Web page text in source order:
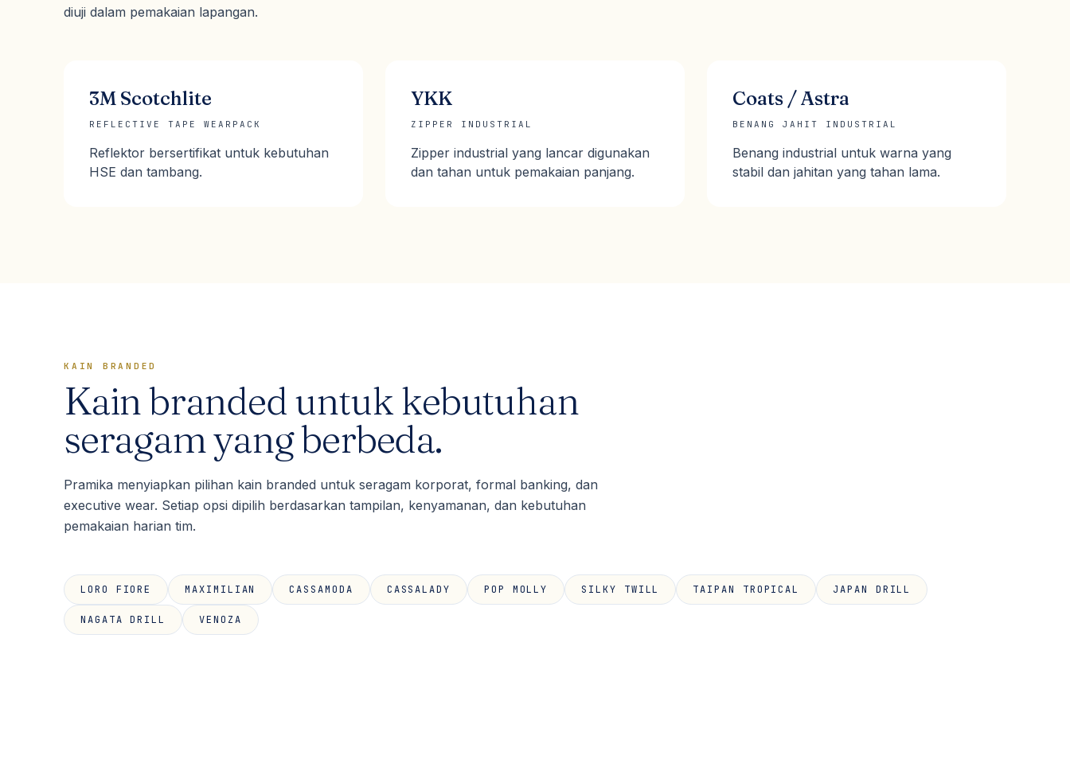
diuji dalam pemakaian lapangan.
3M Scotchlite
REFLECTIVE TAPE WEARPACK
Reflektor bersertifikat untuk kebutuhan
HSE dan tambang.
YKK
ZIPPER INDUSTRIAL
Zipper industrial yang lancar digunakan
dan tahan untuk pemakaian panjang.
Coats / Astra
BENANG JAHIT INDUSTRIAL
Benang industrial untuk warna yang
stabil dan jahitan yang tahan lama.
KAIN BRANDED
Kain branded untuk kebutuhan
seragam yang berbeda.
Pramika menyiapkan pilihan kain branded untuk seragam korporat, formal banking, dan
executive wear. Setiap opsi dipilih berdasarkan tampilan, kenyamanan, dan kebutuhan
pemakaian harian tim.
LORO FIORE MAXIMILIAN CASSAMODA CASSALADY POP MOLLY SILKY TWILL TAIPAN TROPICAL JAPAN DRILL
NAGATA DRILL VENOZA